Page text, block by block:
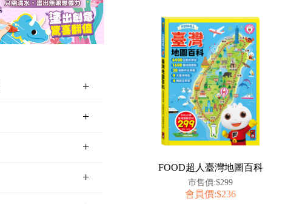
+
+
+
+
FOOD超人臺灣地圖百科
市售價:$299
會員價:$236